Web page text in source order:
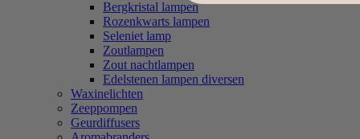
Bergkristal lampen
Rozenkwarts lampen
Seleniet lamp
Zoutlampen
Zout nachtlampen
Edelstenen lampen diversen
Waxinelichten
Zeeppompen
Geurdiffusers